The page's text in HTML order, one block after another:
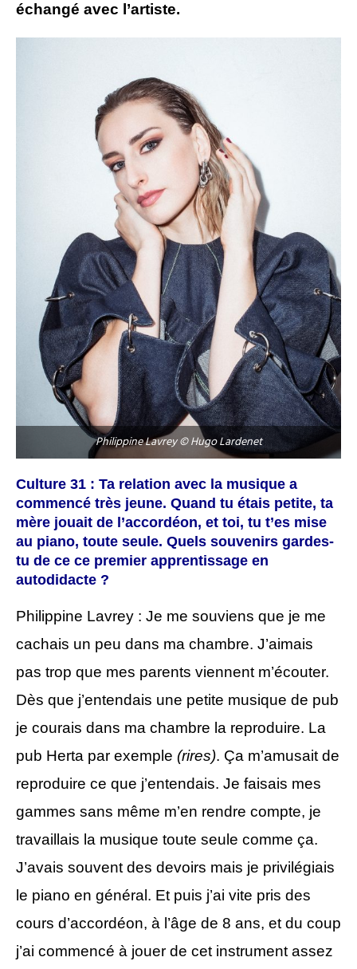
échangé avec l’artiste.
Philippine Lavrey © Hugo Lardenet
Culture 31 : Ta relation avec la musique a
commencé très jeune. Quand tu étais petite, ta
mère jouait de l’accordéon, et toi, tu t’es mise
au piano, toute seule. Quels souvenirs gardes-
tu de ce ce premier apprentissage en
autodidacte ?
Philippine Lavrey : Je me souviens que je me
cachais un peu dans ma chambre. J’aimais
pas trop que mes parents viennent m’écouter.
Dès que j’entendais une petite musique de pub
je courais dans ma chambre la reproduire. La
pub Herta par exemple (rires). Ça m’amusait de
reproduire ce que j’entendais. Je faisais mes
gammes sans même m’en rendre compte, je
travaillais la musique toute seule comme ça.
J’avais souvent des devoirs mais je privilégiais
le piano en général. Et puis j’ai vite pris des
cours d’accordéon, à l’âge de 8 ans, et du coup
j’ai commencé à jouer de cet instrument assez